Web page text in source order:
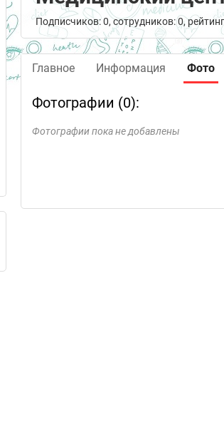
Подписчиков: 0, сотрудников: 0,
Главное Информация Фото
Фотографии (0):
Фотографии пока не добавлены